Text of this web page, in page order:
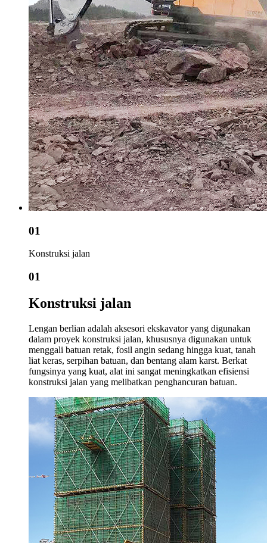
01
Konstruksi jalan
01
Konstruksi jalan
Lengan berlian adalah aksesori ekskavator yang digunakan
dalam proyek konstruksi jalan, khususnya digunakan untuk
menggali batuan retak, fosil angin sedang hingga kuat, tanah
liat keras, serpihan batuan, dan bentang alam karst. Berkat
fungsinya yang kuat, alat ini sangat meningkatkan efisiensi
konstruksi jalan yang melibatkan penghancuran batuan.